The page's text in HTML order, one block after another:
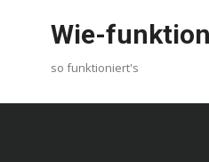
Wie-
so funktioniert's